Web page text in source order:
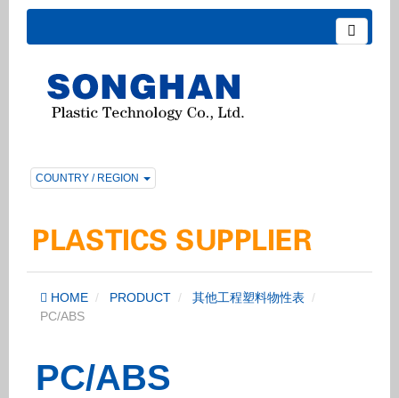
COUNTRY / REGION
HOME PRODUCT
其他工程塑料物性表
PC/ABS
PC/ABS